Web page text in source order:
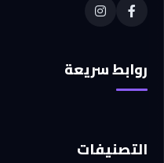
روابط سريعة
التصنيفات